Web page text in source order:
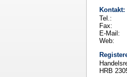
Kontakt:
Tel.:
Fax:
E-Mail:
Web:
HRB